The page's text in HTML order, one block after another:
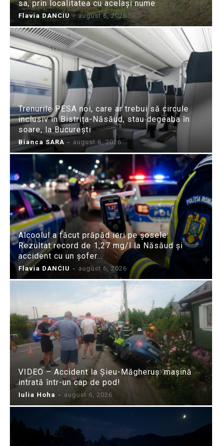
sa, prin localitatea cu același nume
Flavia DANCIU - august 6, 2026
Trenurile PESA noi, care ar trebui să circule
inclusiv în Bistrița-Năsăud, stau degeaba în
soare, la București
Bianca SARA - august 6, 2026
Alcoolul a făcut prăpăd ieri pe șosele:
Rezultat record de 1,27 mg/l la Năsăud și
accident cu un șofer...
Flavia DANCIU - august 6, 2026
VIDEO – Accident la Șieu-Măgheruș: mașină
intrată într-un cap de pod!
Iulia Hoha - august 6, 2026